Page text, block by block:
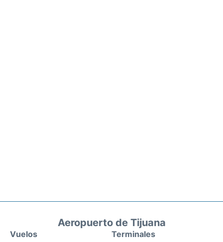
Aeropuerto de Tijuana
Vuelos
Terminales